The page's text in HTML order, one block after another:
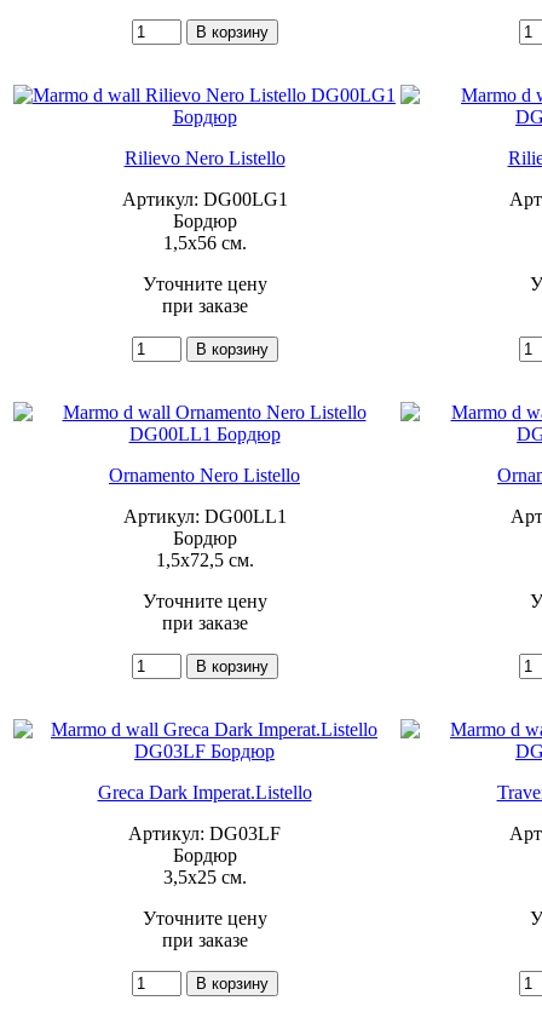
Rilievo Nero Listello
Артикул: DG00LG1
Бордюр
1,5x56 см.
Уточните цену
при заказе
Ornamento Nero Listello
Артикул: DG00LL1
Бордюр
1,5x72,5 см.
Уточните цену
при заказе
Greca Dark Imperat.Listello
Артикул: DG03LF
Бордюр
3,5x25 см.
Уточните цену
при заказе